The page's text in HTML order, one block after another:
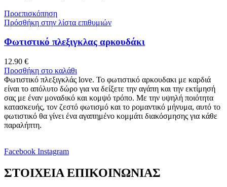
Προεπισκόπηση
Πρόσθήκη στην λίστα επιθυμιών
Φωτιστικό πλεξιγκλας αρκουδάκι
12.90 €
Προσθήκη στο καλάθι
Φωτιστικό πλεξιγκλάς love. Το φωτιστικό αρκουδακι με καρδιά
είναι το απόλυτο δώρο για να δείξετε την αγάπη και την εκτίμησή
σας με έναν μοναδικό και κομψό τρόπο. Με την υψηλή ποιότητα
κατασκευής, τον ζεστό φωτισμό και το ρομαντικό μήνυμα, αυτό το
φωτιστικό θα γίνει ένα αγαπημένο κομμάτι διακόσμησης για κάθε
παραλήπτη.
Facebook Instagram
ΣΤΟΙΧΕΙΑ ΕΠΙΚΟΙΝΩΝΙΑΣ